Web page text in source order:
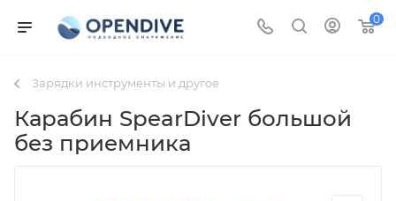
0
Зарядки инструменты и другое
Карабин SpearDiver большой
без приемника